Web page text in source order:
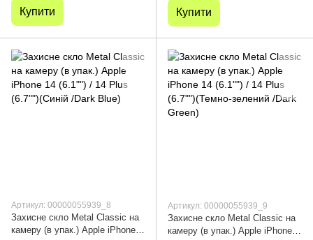
Купити Купити
Артикул: 00000055939_8
Захисне скло Metal Classic на
камеру (в упак.) Apple iPhone
Артикул: 00000055939_9
Захисне скло Metal Classic на
камеру (в упак.) Apple iPhone